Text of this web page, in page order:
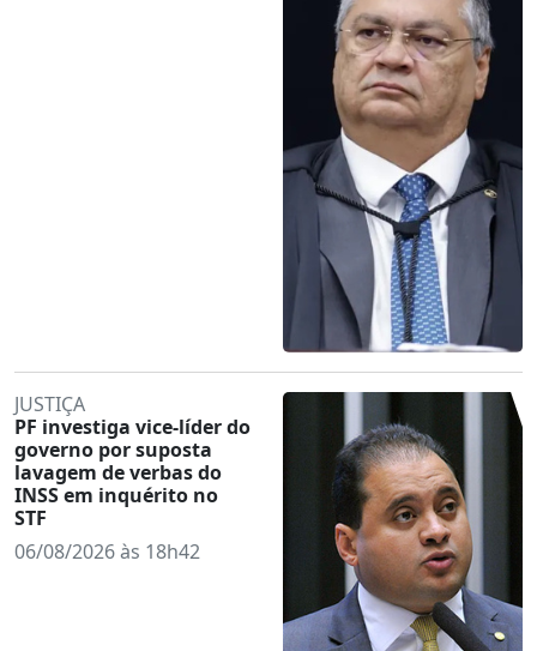
JUSTIÇA
PF investiga vice-líder do
governo por suposta
lavagem de verbas do
INSS em inquérito no
STF
06/08/2026 às 18h42